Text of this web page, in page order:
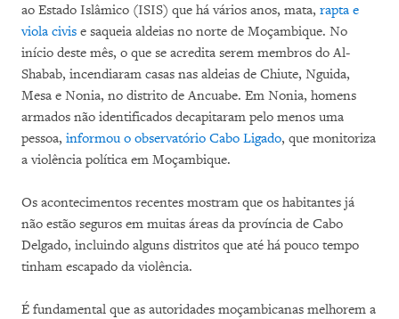
ao Estado Islâmico (ISIS) que há vários anos, mata, rapta e
viola civis e saqueia aldeias no norte de Moçambique. No
início deste mês, o que se acredita serem membros do Al-
Shabab, incendiaram casas nas aldeias de Chiute, Nguida,
Mesa e Nonia, no distrito de Ancuabe. Em Nonia, homens
armados não identificados decapitaram pelo menos uma
pessoa, informou o observatório Cabo Ligado, que monitoriza
a violência política em Moçambique.
Os acontecimentos recentes mostram que os habitantes já
não estão seguros em muitas áreas da província de Cabo
Delgado, incluindo alguns distritos que até há pouco tempo
tinham escapado da violência.
É fundamental que as autoridades moçambicanas melhorem a